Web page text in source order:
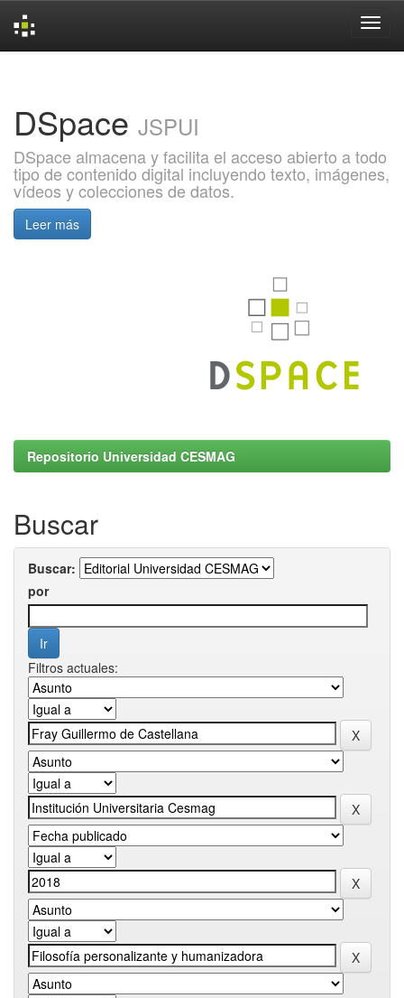
DSpace JSPUI
DSpace almacena y facilita el acceso abierto a todo
tipo de contenido digital incluyendo texto, imágenes,
vídeos y colecciones de datos.
Leer más
Repositorio Universidad CESMAG
Buscar
Buscar:
por
Filtros actuales: